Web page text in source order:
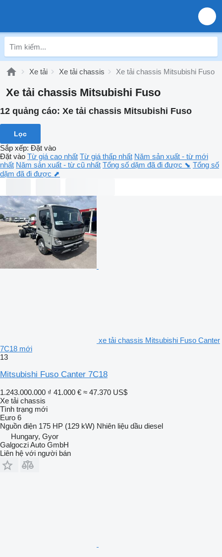
Xe tải Xe tải chassis Xe tải chassis Mitsubishi Fuso
Xe tải chassis Mitsubishi Fuso
12 quảng cáo: Xe tải chassis Mitsubishi Fuso
Lọc
Sắp xếp: Đặt vào
Đặt vào Từ giá cao nhất Từ giá thấp nhất Năm sản xuất - từ mới
nhất Năm sản xuất - từ cũ nhất Tổng số dặm đã đi được ⬊ Tổng số
dặm đã đi được ⬈
xe tải chassis Mitsubishi Fuso Canter
7C18 mới
13
Mitsubishi Fuso Canter 7C18
1.243.000.000 ₫ 41.000 € ≈ 47.370 US$
Xe tải chassis
Tình trạng mới
Euro 6
Nguồn điện 175 HP (129 kW) Nhiên liệu dầu diesel
Hungary, Gyor
Galgoczi Auto GmbH
Liên hệ với người bán